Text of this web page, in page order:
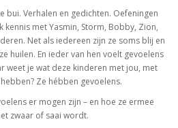
bui. Verhalen en gedichten. Oefeningen
kennis met Yasmin, Storm, Bobby, Zion,
Net als iedereen zijn ze soms blij en
huilen. En ieder van hen voelt gevoelens
weet je wat deze kinderen met jou, met
Ze hébben gevoelens.
er mogen zijn – en hoe ze ermee
zwaar of saai wordt.